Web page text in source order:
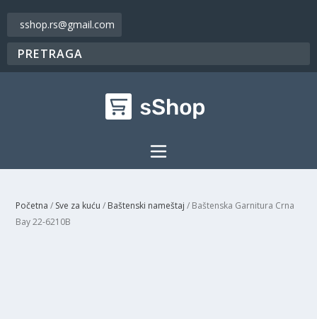
sshop.rs@gmail.com
Početna / Sve za kuću / Baštenski nameštaj / Baštenska Garnitura Crna
Bay 22-6210B